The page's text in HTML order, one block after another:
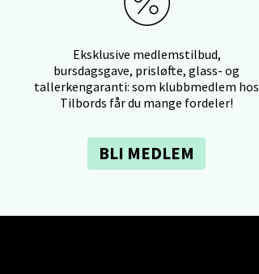
Eksklusive medlemstilbud,
bursdagsgave, prisløfte, glass- og
tallerkengaranti: som klubbmedlem hos
Tilbords får du mange fordeler!
BLI MEDLEM